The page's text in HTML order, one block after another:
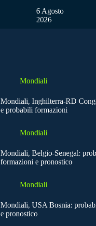
6 Agosto
2026
Mondiali
Mondiali, Inghilterra-RD
e probabili formazioni
Mondiali
Mondiali, Belgio-Senegal:
formazioni e pronostico
Mondiali
Mondiali, USA Bosnia:
e pronostico